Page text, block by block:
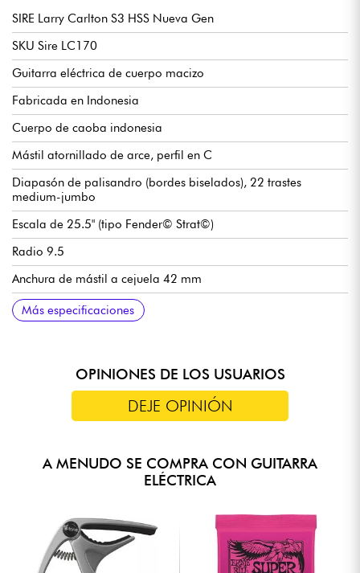
SIRE Larry Carlton S3 HSS Nueva Gen
SKU Sire LC170
Guitarra eléctrica de cuerpo macizo
Fabricada en Indonesia
Cuerpo de caoba indonesia
Mástil atornillado de arce, perfil en C
Diapasón de palisandro (bordes biselados), 22 trastes
medium-jumbo
Escala de 25.5" (tipo Fender© Strat©)
Radio 9.5
Anchura de mástil a cejuela 42 mm
Juego de pastillas HSS Sire Standard-ST de una/dos pastillas
humbucker
Volumen
Tono
Selector de pastillas de 5 posiciones
Puente tradicional / vibrato Sire Modern Tremolo
Clavijas de afinación Sire Standard
Acabado brillante
Más especificaciones
OPINIONES DE LOS USUARIOS
DEJE OPINIÓN
A MENUDO SE COMPRA CON GUITARRA
ELÉCTRICA